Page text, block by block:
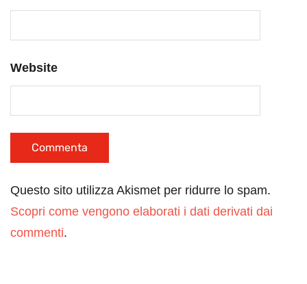
Website
Questo sito utilizza Akismet per ridurre lo spam.
Scopri come vengono elaborati i dati derivati dai
commenti.